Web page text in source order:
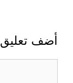
أضف تعليق